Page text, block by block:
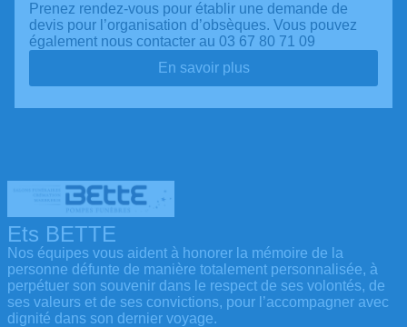
Prenez rendez-vous pour établir une demande de
devis pour l’organisation d’obsèques. Vous pouvez
également nous contacter au 03 67 80 71 09
En savoir plus
Ets BETTE
Nos équipes vous aident à honorer la mémoire de la
personne défunte de manière totalement personnalisée, à
perpétuer son souvenir dans le respect de ses volontés, de
ses valeurs et de ses convictions, pour l’accompagner avec
dignité dans son dernier voyage.